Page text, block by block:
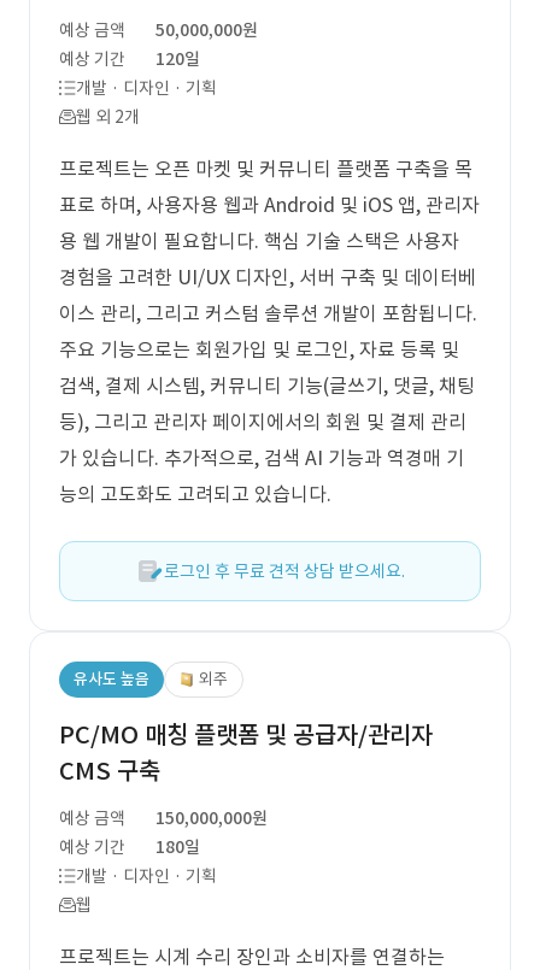
예상 금액
50,000,000원
예상 기간
120일
개발 · 디자인 · 기획
웹 외 2개
프로젝트는 오픈 마켓 및 커뮤니티 플랫폼 구축을 목
표로 하며, 사용자용 웹과 Android 및 iOS 앱, 관리자
용 웹 개발이 필요합니다. 핵심 기술 스택은 사용자
경험을 고려한 UI/UX 디자인, 서버 구축 및 데이터베
이스 관리, 그리고 커스텀 솔루션 개발이 포함됩니다.
주요 기능으로는 회원가입 및 로그인, 자료 등록 및
검색, 결제 시스템, 커뮤니티 기능(글쓰기, 댓글, 채팅
등), 그리고 관리자 페이지에서의 회원 및 결제 관리
가 있습니다. 추가적으로, 검색 AI 기능과 역경매 기
능의 고도화도 고려되고 있습니다.
로그인 후 무료 견적 상담 받으세요.
유사도 높음 외주
PC/MO 매칭 플랫폼 및 공급자/관리자
CMS 구축
예상 금액
150,000,000원
예상 기간
180일
개발 · 디자인 · 기획
웹
프로젝트는 시계 수리 장인과 소비자를 연결하는